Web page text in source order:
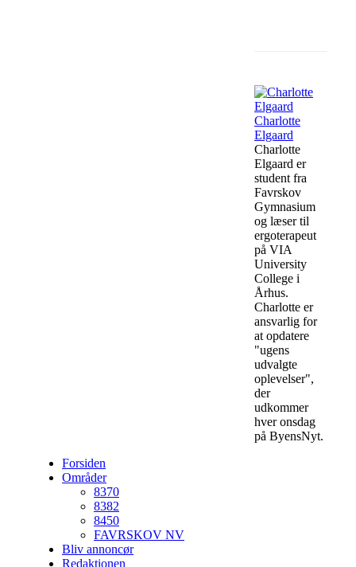
Charlotte
Elgaard
Charlotte
Elgaard er
student fra
Favrskov
Gymnasium
og læser til
ergoterapeut
på VIA
University
College i
Århus.
Charlotte er
ansvarlig for
at opdatere
"ugens
udvalgte
oplevelser",
der
udkommer
hver onsdag
på ByensNyt.
Forsiden
Områder
8370
8382
8450
FAVRSKOV NV
Bliv annoncør
Redaktionen